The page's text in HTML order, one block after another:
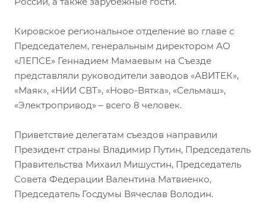
Кировское региональное отделение во главе с
Председателем, генеральным директором АО
«ЛЕПСЕ» Геннадием Мамаевым на Съезде
представляли руководители заводов «АВИТЕК»,
«Маяк», «НИИ СВТ», «Ново-Вятка», «Сельмаш»,
«Электропривод» – всего 8 человек.
Приветствие делегатам съездов направили
Президент страны Владимир Путин, Председатель
Правительства Михаил Мишустин, Председатель
Совета Федерации Валентина Матвиенко,
Председатель Госдумы Вячеслав Володин.